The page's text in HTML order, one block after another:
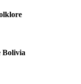
Bolivia